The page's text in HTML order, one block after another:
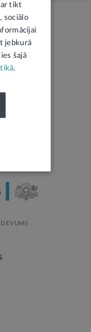
tikt
sociālo
jebkurā
šajā
.